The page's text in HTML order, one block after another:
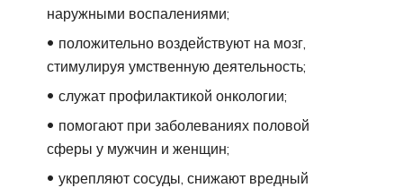
наружными воспалениями;
положительно воздействуют на мозг,
стимулируя умственную деятельность;
служат профилактикой онкологии;
помогают при заболеваниях половой
сферы у мужчин и женщин;
укрепляют сосуды, снижают вредный